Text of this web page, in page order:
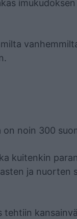
imukudoksen
noin 300
kuitenkin
ja nuorten